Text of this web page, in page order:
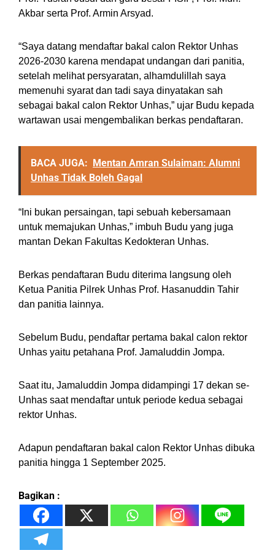
Akbar serta Prof. Armin Arsyad.
“Saya datang mendaftar bakal calon Rektor Unhas
2026-2030 karena mendapat undangan dari panitia,
setelah melihat persyaratan, alhamdulillah saya
memenuhi syarat dan tadi saya dinyatakan sah
sebagai bakal calon Rektor Unhas,” ujar Budu kepada
wartawan usai mengembalikan berkas pendaftaran.
BACA JUGA: Mentan Amran Sulaiman: Alumni
Unhas Tidak Boleh Gagal
“Ini bukan persaingan, tapi sebuah kebersamaan
untuk memajukan Unhas,” imbuh Budu yang juga
mantan Dekan Fakultas Kedokteran Unhas.
Berkas pendaftaran Budu diterima langsung oleh
Ketua Panitia Pilrek Unhas Prof. Hasanuddin Tahir
dan panitia lainnya.
Sebelum Budu, pendaftar pertama bakal calon rektor
Unhas yaitu petahana Prof. Jamaluddin Jompa.
Saat itu, Jamaluddin Jompa didampingi 17 dekan se-
Unhas saat mendaftar untuk periode kedua sebagai
rektor Unhas.
Adapun pendaftaran bakal calon Rektor Unhas dibuka
panitia hingga 1 September 2025.
Bagikan :